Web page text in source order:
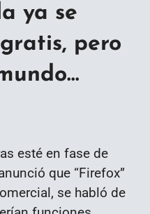
ya se
pero
esté en fase de
que “Firefox”
se habló de